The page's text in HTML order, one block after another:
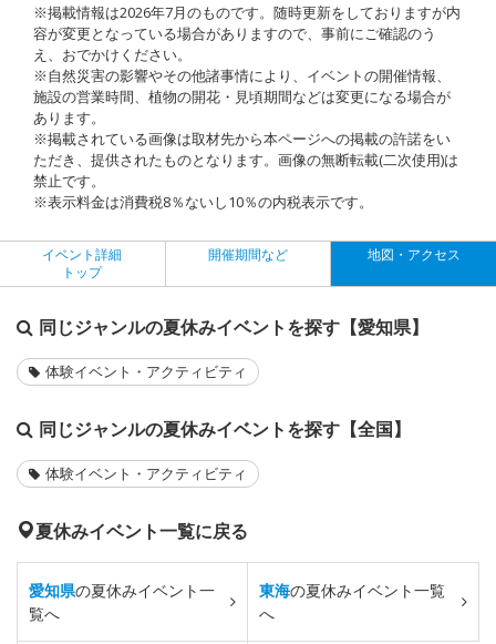
※掲載情報は2026年7月のものです。随時更新をしておりますが内
容が変更となっている場合がありますので、事前にご確認のう
え、おでかけください。
※自然災害の影響やその他諸事情により、イベントの開催情報、
施設の営業時間、植物の開花・見頃期間などは変更になる場合が
あります。
※掲載されている画像は取材先から本ページへの掲載の許諾をい
ただき、提供されたものとなります。画像の無断転載(二次使用)は
禁止です。
※表示料金は消費税8％ないし10％の内税表示です。
イベント詳細
トップ
開催期間など 地図・アクセス
同じジャンルの夏休みイベントを探す【愛知県】
体験イベント・アクティビティ
同じジャンルの夏休みイベントを探す【全国】
体験イベント・アクティビティ
夏休みイベント一覧に戻る
愛知県の夏休みイベント一
覧へ
東海の夏休みイベント一覧
へ